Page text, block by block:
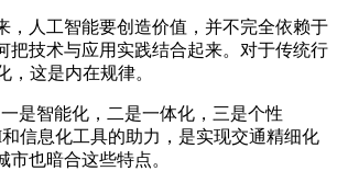
人工智能要创造价值，并不完全依赖于
把技术与应用实践结合起来。对于传统行
，这是内在规律。
智能化，二是一体化，三是个性
信息化工具的助力，是实现交通精细化
也暗合这些特点。